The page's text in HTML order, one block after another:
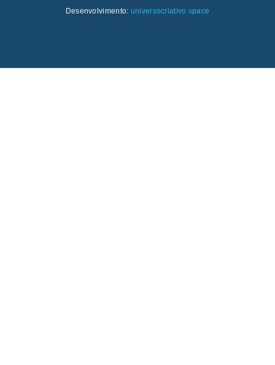
Desenvolvimento: universocriativo.space